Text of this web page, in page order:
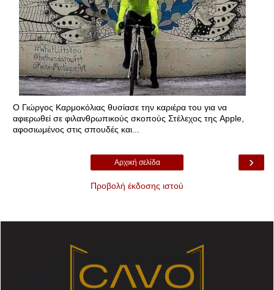
Ο Γιώργος Καρμοκόλιας θυσίασε την καριέρα του για να
αφιερωθεί σε φιλανθρωπικούς σκοπούς Στέλεχος της Apple,
αφοσιωμένος στις σπουδές και...
›
Αρχική σελίδα
Προβολή έκδοσης ιστού